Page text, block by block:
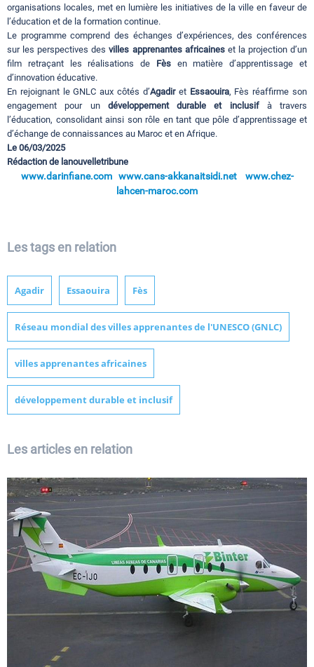
organisations locales, met en lumière les initiatives de la ville en faveur de
l’éducation et de la formation continue.
Le programme comprend des échanges d’expériences, des conférences
sur les perspectives des villes apprenantes africaineset la projection d’un
film retraçant les réalisations de Fèsen matière d’apprentissage et
d’innovation éducative.
En rejoignant le GNLC aux côtés d’Agadir etEssaouira, Fès réaffirme son
engagement pour un développement durable et inclusifà travers
l’éducation, consolidant ainsi son rôle en tant que pôle d’apprentissage et
d’échange de connaissances au Maroc et en Afrique.
Le 06/03/2025
Rédaction de lanouvelletribune
www.darinfiane.com www.cans-akkanaitsidi.net
www.chez-
lahcen-maroc.com
Les tags en relation
Agadir Essaouira Fès
Réseau mondial des villes apprenantes de l'UNESCO (GNLC)
villes apprenantes africaines
développement durable et inclusif
Les articles en relation